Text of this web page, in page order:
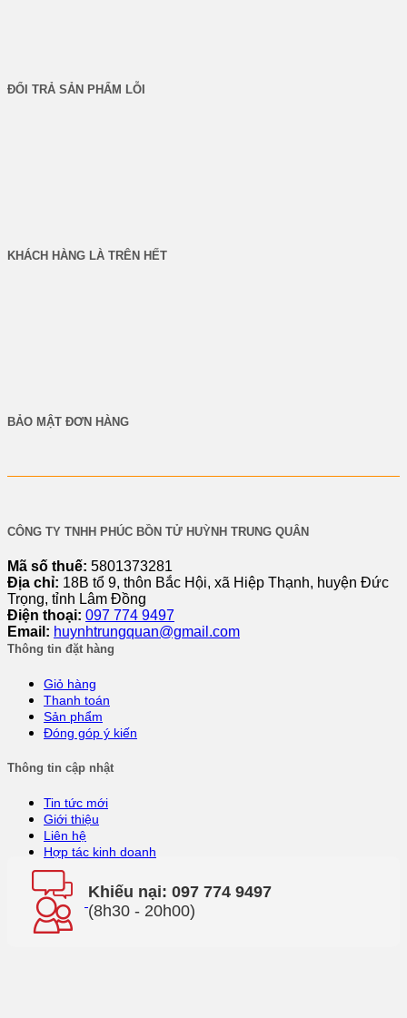
ĐỔI TRẢ SẢN PHẨM LỖI
KHÁCH HÀNG LÀ TRÊN HẾT
BẢO MẬT ĐƠN HÀNG
CÔNG TY TNHH PHÚC BỒN TỬ HUỲNH TRUNG QUÂN
Mã số thuế: 5801373281
Địa chỉ: 18B tổ 9, thôn Bắc Hội, xã Hiệp Thạnh, huyện Đức
Trọng, tỉnh Lâm Đồng
Điện thoại: 097 774 9497
Email: huynhtrungquan@gmail.com
Thông tin đặt hàng
Giỏ hàng
Thanh toán
Sản phẩm
Đóng góp ý kiến
Thông tin cập nhật
Tin tức mới
Giới thiệu
Liên hệ
Hợp tác kinh doanh
Khiếu nại: 097 774 9497
(8h30 - 20h00)